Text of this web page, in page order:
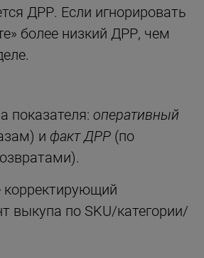
ДРР. Если игнорировать
более низкий ДРР, чем
показателя: оперативный
и факт ДРР (по
корректирующий
выкупа по SKU/категории/